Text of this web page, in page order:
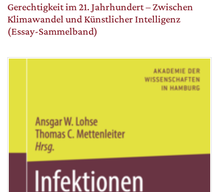
Gerechtigkeit im 21. Jahrhundert – Zwischen
Klimawandel und Künstlicher Intelligenz
(Essay-Sammelband)